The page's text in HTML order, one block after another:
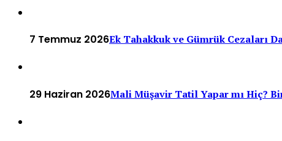
7 Temmuz 2026Ek Tahakkuk ve Gümrük Cezaları
29 Haziran 2026Mali Müşavir Tatil Yapar mı Hiç?